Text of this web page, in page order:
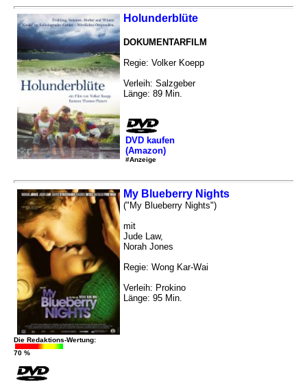
Holunderblüte
DOKUMENTARFILM
Regie: Volker Koepp
Verleih: Salzgeber
Länge: 89 Min.
DVD kaufen
(Amazon)
#Anzeige
My Blueberry Nights
("My Blueberry Nights")
mit
Jude Law,
Norah Jones
Regie: Wong Kar-Wai
Verleih: Prokino
Länge: 95 Min.
Die Redaktions-Wertung:
70 %